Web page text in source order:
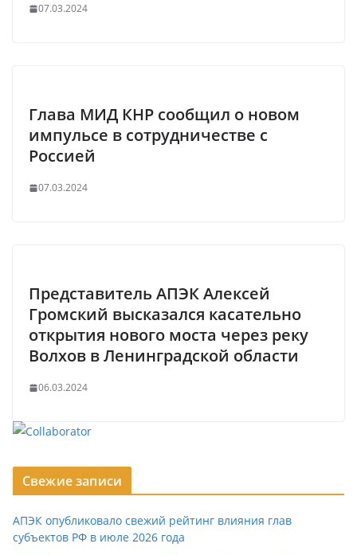
07.03.2024
Глава МИД КНР сообщил о новом
импульсе в сотрудничестве с
Россией
07.03.2024
Представитель АПЭК Алексей
Громский высказался касательно
открытия нового моста через реку
Волхов в Ленинградской области
06.03.2024
Свежие записи
АПЭК опубликовало свежий рейтинг влияния глав
субъектов РФ в июле 2026 года